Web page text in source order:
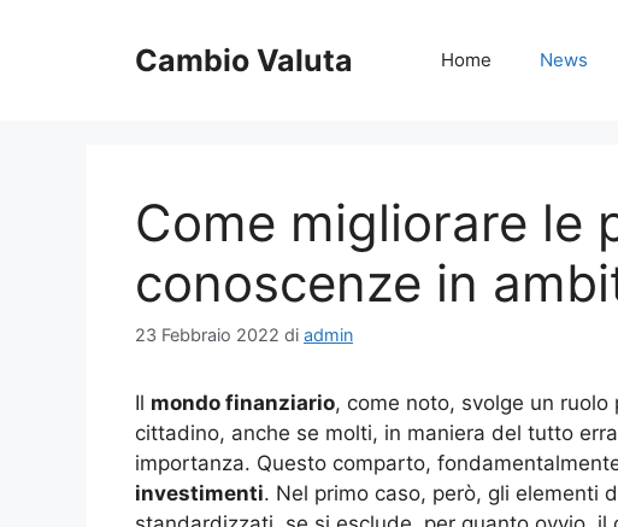
Cambio Valuta Home News
Come migliorare le
conoscenze in
23 Febbraio 2022 di admin
Il mondo finanziario, come noto, svolge un
cittadino, anche se molti, in maniera del tutto
importanza. Questo comparto,
investimenti. Nel primo caso, però, gli elementi